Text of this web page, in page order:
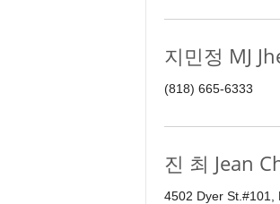
지민정 MJ
(818) 665-6333
진 최 Jean
4502 Dyer St.#101,